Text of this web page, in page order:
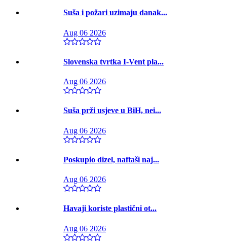
Suša i požari uzimaju danak...
Aug 06 2026
Slovenska tvrtka I-Vent pla...
Aug 06 2026
Suša prži usjeve u BiH, nei...
Aug 06 2026
Poskupio dizel, naftaši naj...
Aug 06 2026
Havaji koriste plastični ot...
Aug 06 2026